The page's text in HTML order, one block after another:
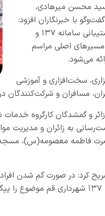
سید محسن میرهادی،
با خبرنگاران افزود:
خدمات جست‌وجوی افراد با پشتیبانی سامانه ۱۳۷ و
اصلی مراسم
می‌شود.
سخت‌افزاری و آموزشی
مسافران و
زائر و گمشدگان کارگروه
فاطمه معصومه(س)،
کرد: در صورت گم شدن افراد
این پایگاه‌ها یا از طریق سامانه